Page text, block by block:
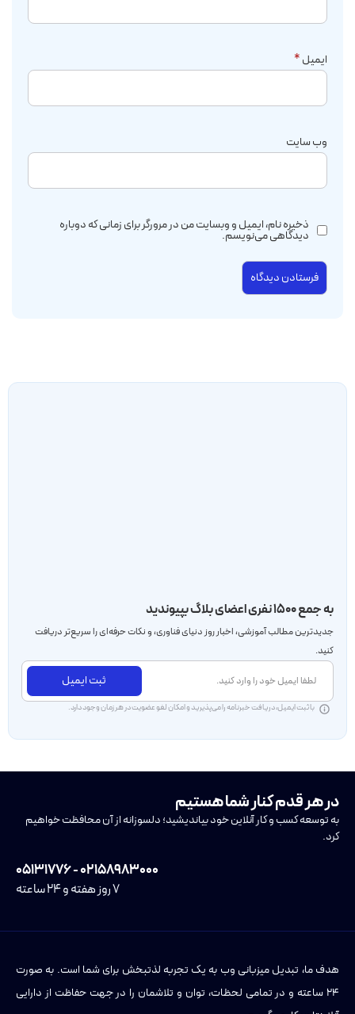
ایمیل*
وب‌ سایت
ذخیره نام، ایمیل و وبسایت من در مرورگر برای زمانی که دوباره
دیدگاهی می‌نویسم.
به جمع ۱۵۰۰ نفری اعضای بلاگ بپیوندید
جدید‌ترین مطالب آموزشی، اخبار روز دنیای فناوری، و نکات حرفه‌ای را سریع‌تر دریافت
کنید.
ثبت ایمیل
با ثبت ایمیل، دریافت خبرنامه را می‌پذیرید و امکان لغو عضویت در هر زمان وجود دارد.
در هر قدم کنار شما هستیم
به توسعه کسب و کار آنلاین خود بیاندیشید؛ دلسوزانه از آن محافظت خواهیم
کرد.
۰۲۱۵۸۹۸۳۰۰۰ - ۰۵۱۳۱۷۷۶
۷ روز هفته و ۲۴ ساعته
هدف ما، تبدیل میزبانی وب به یک تجربه لذتبخش برای شما است. به صورت
۲۴ ساعته و در تمامی لحظات، توان و تلاشمان را در جهت حفاظت از دارایی